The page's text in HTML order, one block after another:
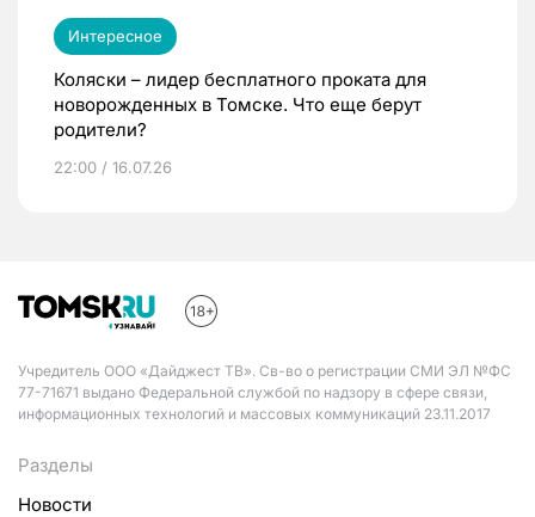
Интересное
Коляски – лидер бесплатного проката для
новорожденных в Томске. Что еще берут
родители?
22:00 / 16.07.26
Учредитель ООО «Дайджест ТВ». Св-во о регистрации СМИ ЭЛ №ФС
77-71671 выдано Федеральной службой по надзору в сфере связи,
информационных технологий и массовых коммуникаций 23.11.2017
Разделы
Новости